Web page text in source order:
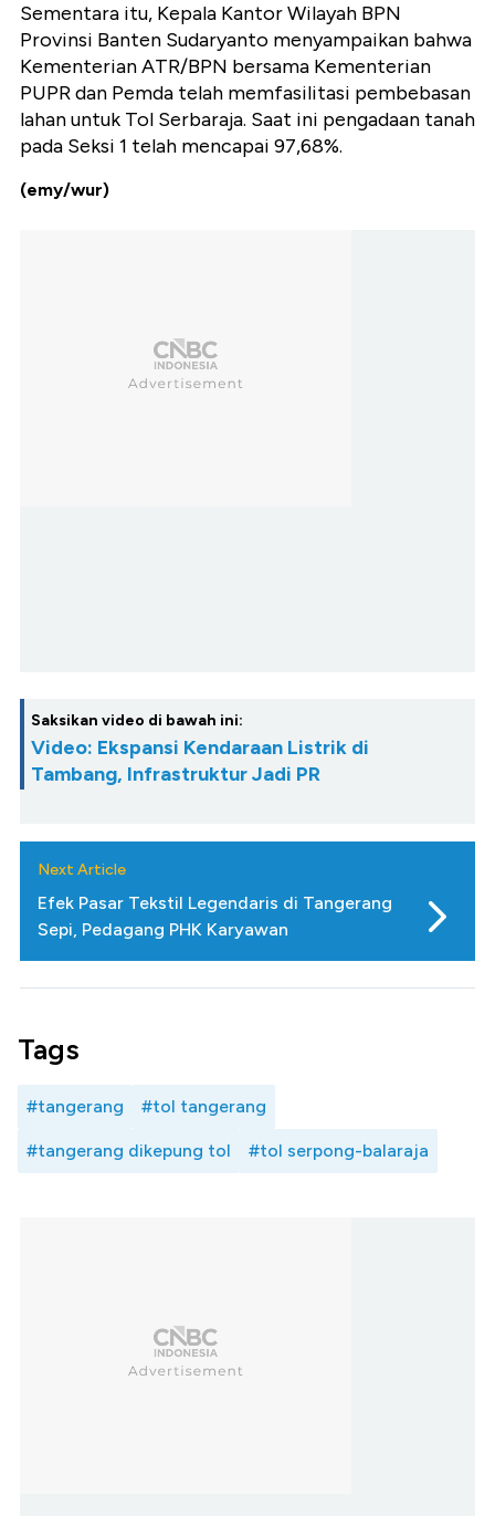
Sementara itu, Kepala Kantor Wilayah BPN
Provinsi Banten Sudaryanto menyampaikan bahwa
Kementerian ATR/BPN bersama Kementerian
PUPR dan Pemda telah memfasilitasi pembebasan
lahan untuk Tol Serbaraja. Saat ini pengadaan tanah
pada Seksi 1 telah mencapai 97,68%.
(emy/wur)
Saksikan video di bawah ini:
Video: Ekspansi Kendaraan Listrik di
Tambang, Infrastruktur Jadi PR
Next Article
Efek Pasar Tekstil Legendaris di Tangerang
Sepi, Pedagang PHK Karyawan
Tags
#tangerang #tol tangerang
#tangerang dikepung tol #tol serpong-balaraja